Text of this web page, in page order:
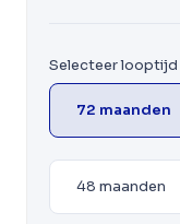
Selecteer looptijd
72 maanden
48 maanden